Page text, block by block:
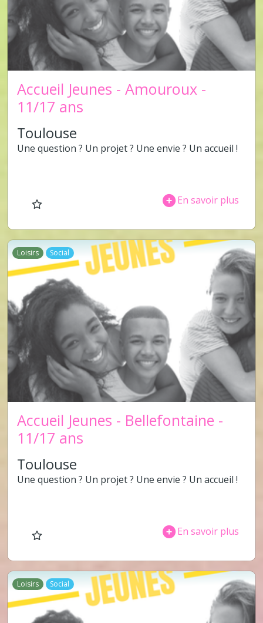
Accueil Jeunes - Amouroux -
11/17 ans
Toulouse
Une question ? Un projet ? Une envie ? Un accueil !
En savoir plus
Loisirs Social
Accueil Jeunes - Bellefontaine -
11/17 ans
Toulouse
Une question ? Un projet ? Une envie ? Un accueil !
En savoir plus
Loisirs Social